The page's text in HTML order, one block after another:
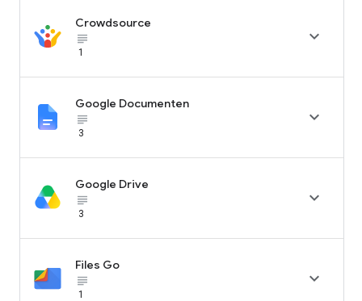
Crowdsource
subject_black
1

Google Documenten
subject_black
3

Google Drive
subject_black
3

Files Go
subject_black
1
